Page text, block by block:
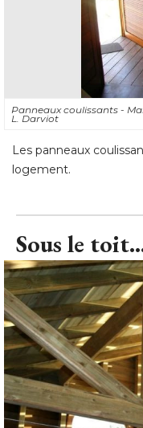
Panneaux coulissants -
L. Darviot
Les panneaux
logement.
Sous le